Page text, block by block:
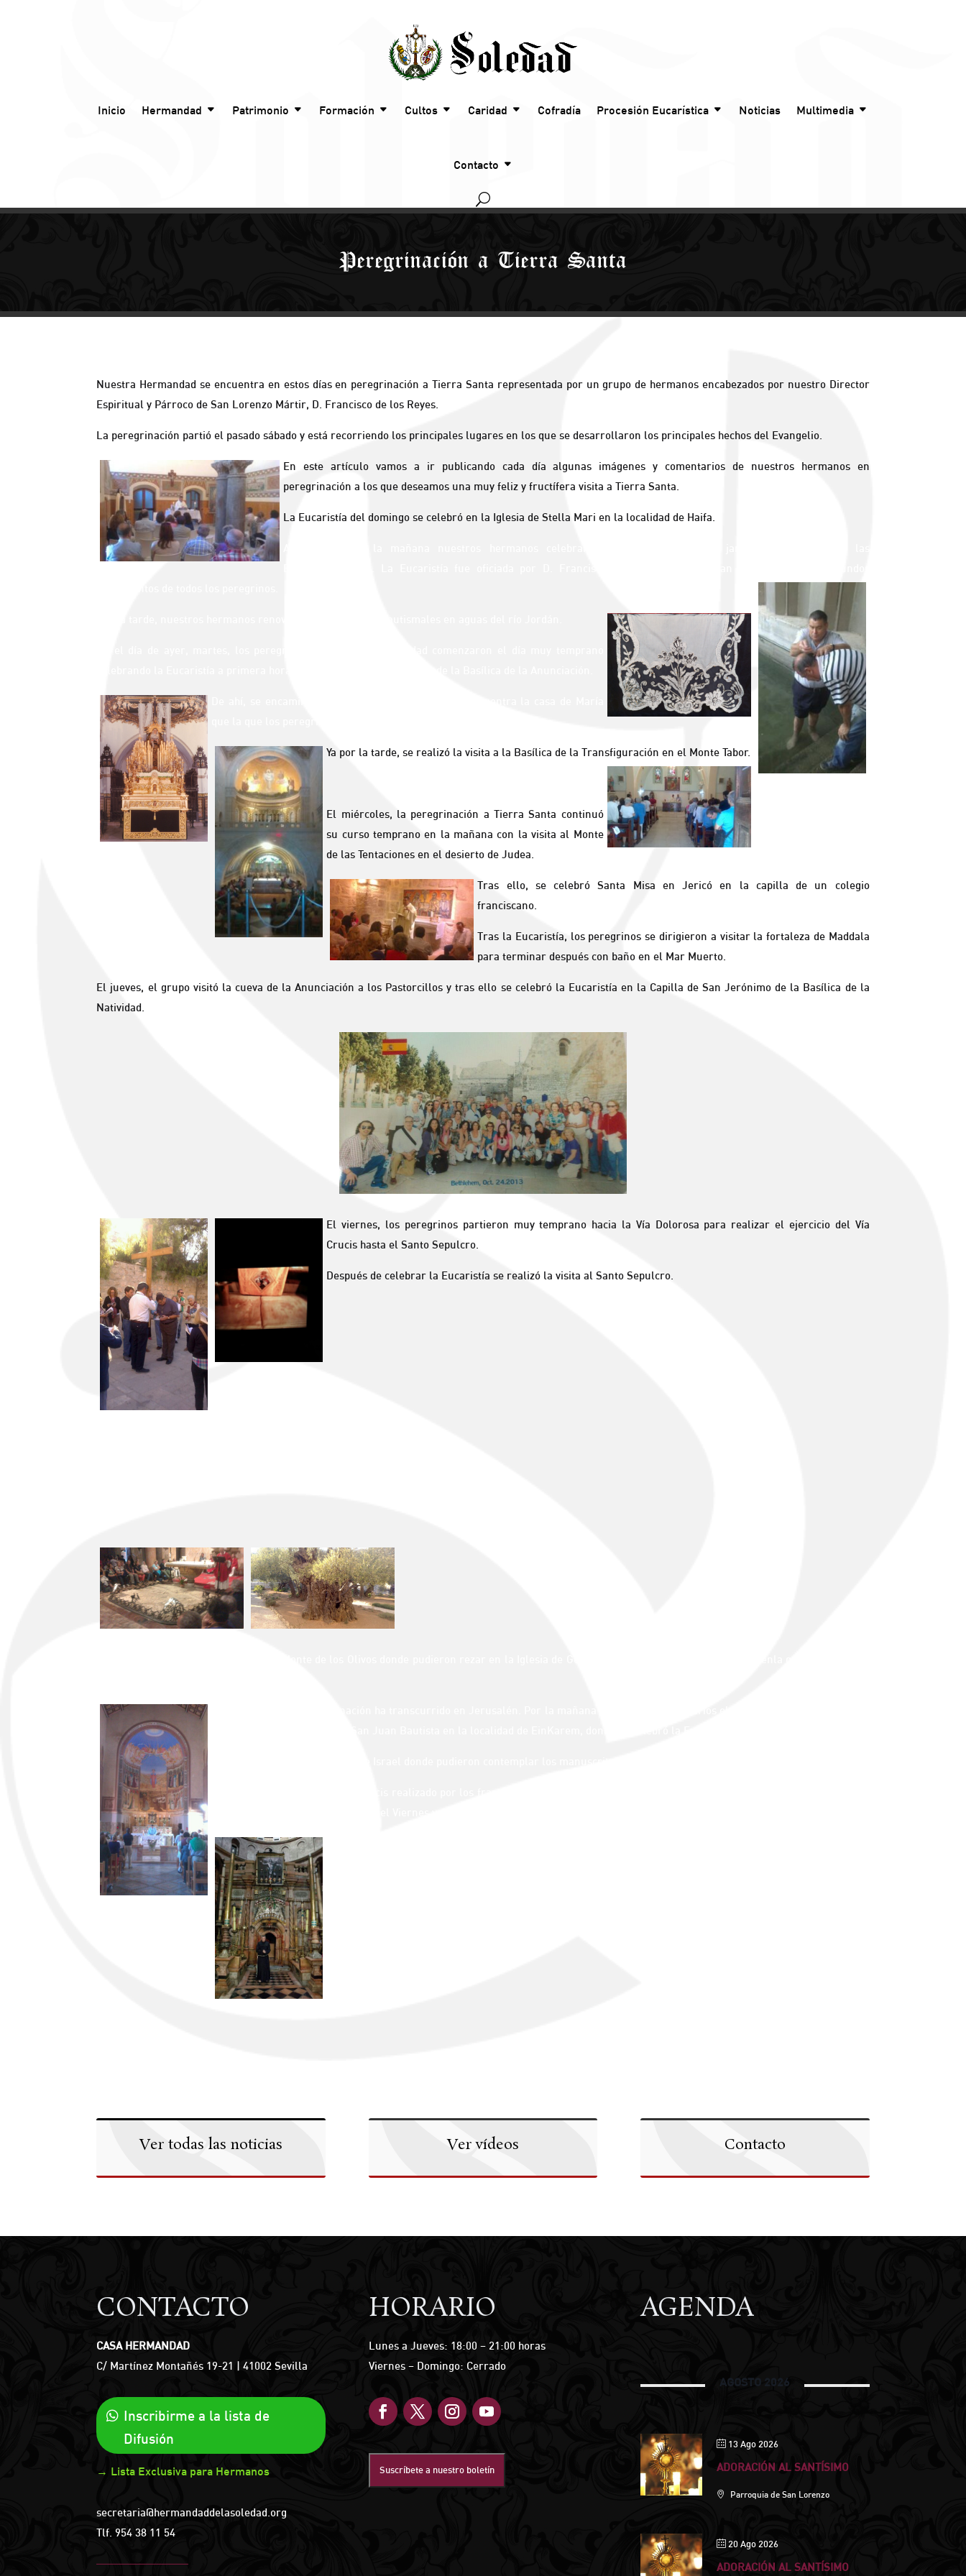
Inicio Hermandad Patrimonio Formación Cultos Caridad Cofradía Procesión Eucarística Noticias Multimedia
Contacto
Peregrinación a Tierra Santa
Nuestra Hermandad se encuentra en estos días en peregrinación a Tierra Santa representada por un grupo de hermanos encabezados por nuestro Director
Espiritual y Párroco de San Lorenzo Mártir, D. Francisco de los Reyes.
La peregrinación partió el pasado sábado y está recorriendo los principales lugares en los que se desarrollaron los principales hechos del Evangelio.
En este artículo vamos a ir publicando cada día algunas imágenes y comentarios de nuestros hermanos en
peregrinación a los que deseamos una muy feliz y fructífera visita a Tierra Santa.
La Eucaristía del domingo se celebró en la Iglesia de Stella Mari en la localidad de Haifa.
Ya por la tarde, se realizó la visita a la Basílica de la Transfiguración en el Monte Tabor.
El miércoles, la peregrinación a Tierra Santa continuó
su curso temprano en la mañana con la visita al Monte
de las Tentaciones en el desierto de Judea.
Tras ello, se celebró Santa Misa en Jericó en la capilla de un colegio
franciscano.
Tras la Eucaristía, los peregrinos se dirigieron a visitar la fortaleza de Maddala
para terminar después con baño en el Mar Muerto.
El jueves, el grupo visitó la cueva de la Anunciación a los Pastorcillos y tras ello se celebró la Eucaristía en la Capilla de San Jerónimo de la Basílica de la
Natividad.
El viernes, los peregrinos partieron muy temprano hacia la Vía Dolorosa para realizar el ejercicio del Vía
Crucis hasta el Santo Sepulcro.
Después de celebrar la Eucaristía se realizó la visita al Santo Sepulcro.
Ver todas las noticias Ver vídeos Contacto
CONTACTO
CASA HERMANDAD
C/ Martínez Montañés 19-21 | 41002 Sevilla
Inscribirme a la lista de
Difusión
→ Lista Exclusiva para Hermanos
secretaria@hermandaddelasoledad.org
Tlf. 954 38 11 54
HORARIO
Lunes a Jueves: 18:00 – 21:00 horas
Viernes – Domingo: Cerrado
Suscríbete a nuestro boletín
AGENDA
AGOSTO 2026
13 Ago 2026
ADORACIÓN AL SANTÍSIMO
Parroquia de San Lorenzo
20 Ago 2026
ADORACIÓN AL SANTÍSIMO